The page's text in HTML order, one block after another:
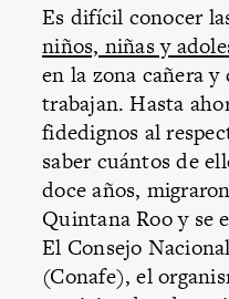
Es difícil conocer
niños, niñas y
en la zona cañera
trabajan. Hasta
fidedignos al
saber cuántos de
doce años,
Quintana Roo y se
El Consejo
(Conafe), el